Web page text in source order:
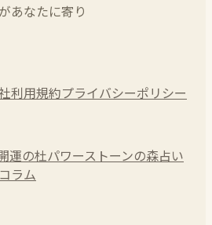
あなたに寄り
利用規約プライバシーポリシー
運の杜パワーストーンの森占い
コラム